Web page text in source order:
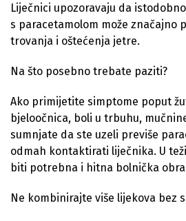
Liječnici upozoravaju da
s paracetamolom može značajno
trovanja i oštećenja jetre.
Na što posebno trebate paziti?
Ako primijetite simptome poput
bjeloočnica, boli u trbuhu,
sumnjate da ste uzeli previše
odmah kontaktirati liječnika. U
biti potrebna i hitna bolnička
Ne kombinirajte više lijekova bez